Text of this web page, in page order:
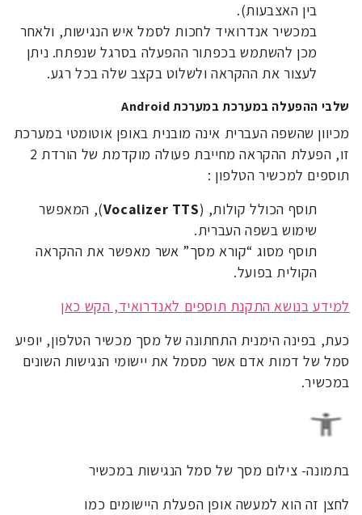
בין האצבעות).
במכשיר אנדרואיד לחכות לסמל איש הנגישות, ולאחר
מכן להשתמש בכפתור ההפעלה בסרגל שנפתח. ניתן
לעצור את ההקראה ולשלוט בקצב שלה בכל רגע.
שלבי ההפעלה במערכת במערכת Android
מכיוון שהשפה העברית אינה מובנית באופן אוטומטי במערכת
זו, הפעלת ההקראה מחייבת פעולה מוקדמת של הורדת 2
תוספים למכשיר הטלפון :
תוסף הכולל קולות, (Vocalizer TTS), המאפשר
שימוש בשפה העברית.
תוסף מסוג “קורא מסך” אשר מאפשר את ההקראה
הקולית בפועל.
למידע בנושא התקנת תוספים לאנדרואיד, הקש כאן
כעת, בפינה הימנית התחתונה של מסך מכשיר הטלפון, יופיע
סמל של דמות אדם אשר מסמל את יישומי הנגישות השונים
במכשיר.
בתמונה- צילום מסך של סמל הנגישות במכשיר
לחצן זה הוא למעשה אופן הפעלת היישומים כמו